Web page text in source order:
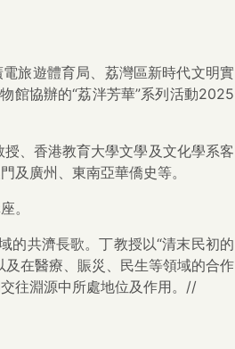
旅遊體育局、荔灣區新時代文明實
館協辦的“荔泮芳華”系列活動2025
、香港教育大學文學及文化學系客
及廣州、東南亞華僑史等。
。
的共濟長歌。丁教授以“清末民初的
在醫療、賑災、民生等領域的合作
往淵源中所處地位及作用。//